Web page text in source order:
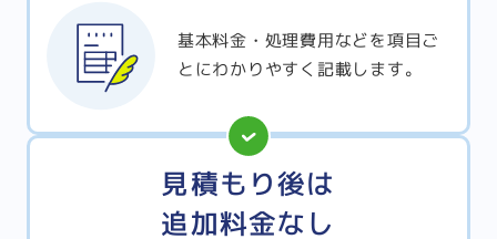
基本料金・処理費用などを項目ご
とにわかりやすく記載します。
見積もり後は
追加料金なし